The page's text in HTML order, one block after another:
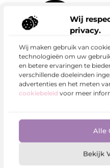
Wij
privacy.
Wij maken gebruik van
technologieën om uw
en betere ervaringen te
verschillende doeleinden
advertenties en het meten
cookiebeleid voor meer
Alle
Bekijk
Categorieën
Aanbiedingen
marketing